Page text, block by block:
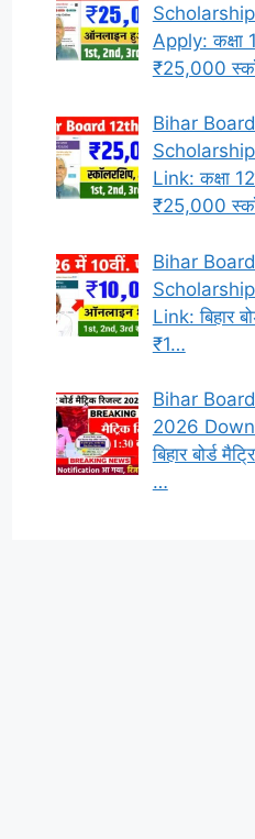
Apply: कक्षा
₹25,000
Bihar
Link: कक्षा
₹25,000
Bihar
Link: बिहार
₹1…
Bihar
2026
बिहार बोर्ड
…